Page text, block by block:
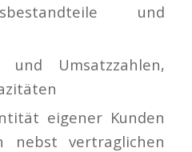
und
und Umsatzzahlen,
eigener Kunden
nebst vertraglichen